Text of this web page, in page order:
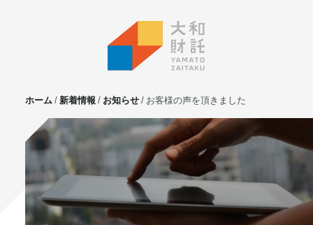
サービス
不動産投資
⼟地活⽤
マンション管理
賃貸管理
ホーム 新着情報 お知らせ お客様の声を頂きました